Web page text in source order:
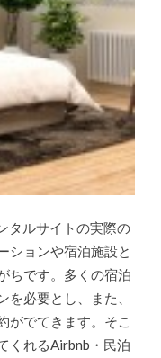
タルサイトの実際の
ションや宿泊施設と
ちです。多くの宿泊
必要とし、また、
がでてきます。そこ
くれるAirbnb・民泊